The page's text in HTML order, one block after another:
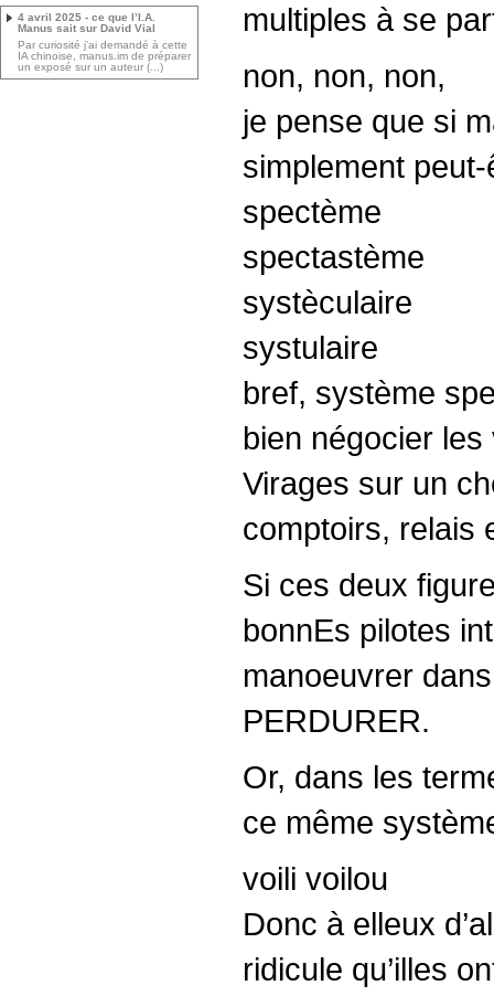
multiples à se
non, non, non,
je pense que si
simplement
spectème
spectastème
systèculaire
systulaire
bref, système
bien négocier les
Virages sur un
comptoirs, relais
Si ces deux
bonnEs pilotes
manoeuvrer
PERDURER.
Or, dans les
ce même
voili voilou
Donc à elleux
ridicule qu’illes
4 avril 2025 - ce que l’I.A.
Manus sait sur David Vial
Par curiosité j’ai demandé à cette
IA chinoise, manus.im de préparer
un exposé sur un auteur (...)